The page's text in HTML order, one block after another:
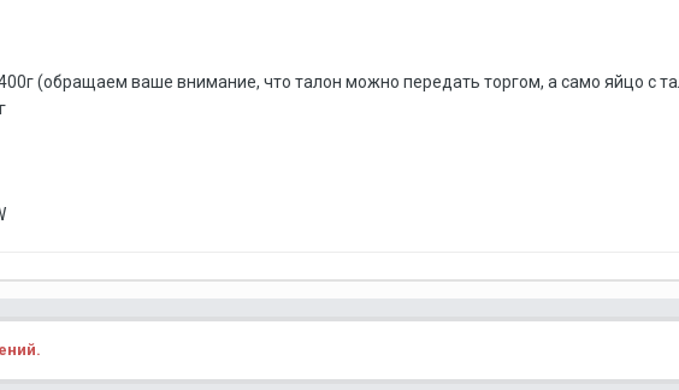
(обращаем ваше внимание, что талон можно передать торгом, а само яйцо с